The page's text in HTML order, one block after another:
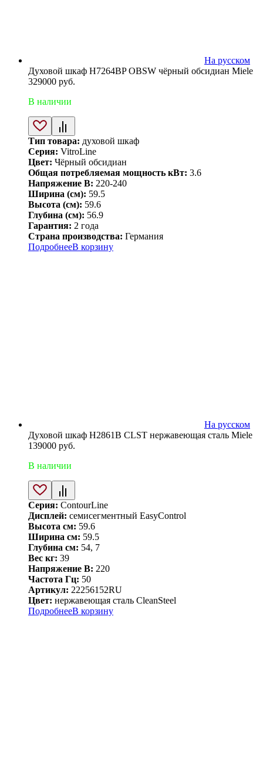
На русском
Духовой шкаф H7264BP OBSW чёрный обсидиан Miele
329000 руб.
В наличии
Тип товара: духовой шкаф
Серия: VitroLine
Цвет: Чёрный обсидиан
Общая потребляемая мощность кВт: 3.6
Напряжение В: 220-240
Ширина (см): 59.5
Высота (см): 59.6
Глубина (см): 56.9
Гарантия: 2 года
Страна производства: Германия
ПодробнееВ корзину
На русском
Духовой шкаф H2861B CLST нержавеющая сталь Miele
139000 руб.
В наличии
Серия: ContourLine
Дисплей: семисегментный EasyControl
Высота см: 59.6
Ширина см: 59.5
Глубина см: 54, 7
Вес кг: 39
Напряжение В: 220
Частота Гц: 50
Артикул: 22256152RU
Цвет: нержавеющая сталь CleanSteel
ПодробнееВ корзину